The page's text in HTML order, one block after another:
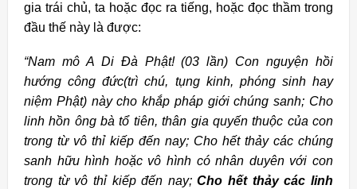
gia trái chủ, ta hoặc đọc ra tiếng, hoặc đọc thầm trong
đầu thế này là được:
“Nam mô A Di Đà Phật! (03 lần) Con nguyện hồi
hướng công đức(trì chú, tụng kinh, phóng sinh hay
niệm Phật) này cho khắp pháp giới chúng sanh; Cho
linh hồn ông bà tổ tiên, thân gia quyến thuộc của con
trong từ vô thỉ kiếp đến nay; Cho hết thảy các chúng
sanh hữu hình hoặc vô hình có nhân duyên với con
trong từ vô thỉ kiếp đến nay;Cho hết thảy các linh